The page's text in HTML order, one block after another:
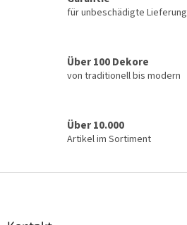
m
d
e
für unbeschädigte Lieferung
Über 100 Dekore
von traditionell bis modern
Über 10.000
Artikel im Sortiment